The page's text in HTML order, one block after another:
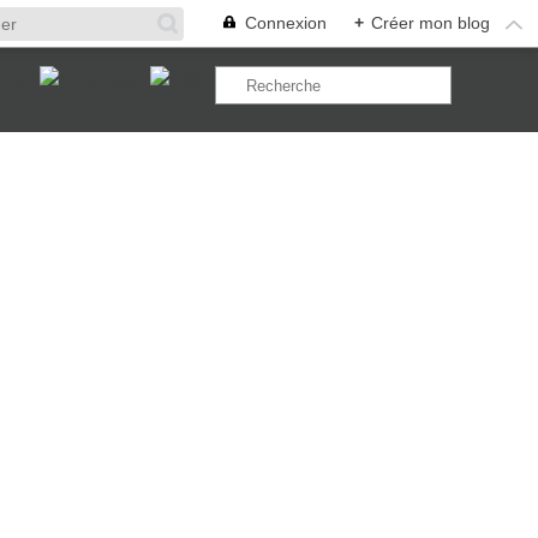
Connexion + Créer mon blog